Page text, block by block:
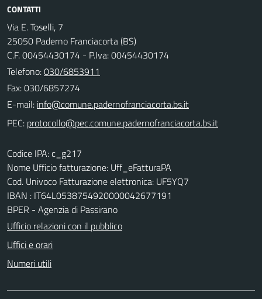
CONTATTI
Via E. Toselli, 7
25050 Paderno Franciacorta (BS)
C.F. 00454430174 - P.Iva: 00454430174
Telefono:030/6853911
Fax: 030/6857274
E-mail:
PEC:
Codice IPA: c_g217
Nome Ufficio fatturazione: Uff_eFatturaPA
Cod. Univoco Fatturazione elettronica: UF5YQ7
IBAN : IT64L0538754920000042677191
BPER - Agenzia di Passirano
Ufficio relazioni con il pubblico
Uffici e orari
Numeri utili